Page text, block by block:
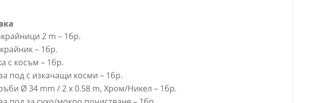
2 m – 1бр.
– 1бр.
с косъм – 1бр.
под с изкачащи косми – 1бр.
Ø 34 mm / 2 x 0.58 m, Хром/Никел – 1бр.